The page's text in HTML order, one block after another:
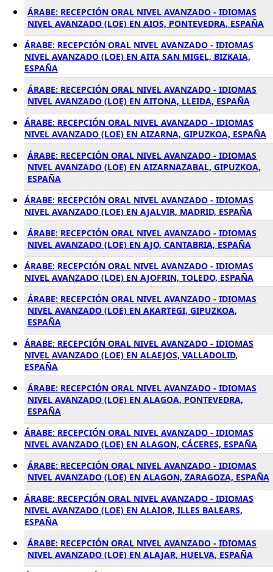
ÁRABE: RECEPCIÓN ORAL NIVEL AVANZADO - IDIOMAS
NIVEL AVANZADO (LOE) EN AIOS, PONTEVEDRA, ESPAÑA
ÁRABE: RECEPCIÓN ORAL NIVEL AVANZADO - IDIOMAS
NIVEL AVANZADO (LOE) EN AITA SAN MIGEL, BIZKAIA,
ESPAÑA
ÁRABE: RECEPCIÓN ORAL NIVEL AVANZADO - IDIOMAS
NIVEL AVANZADO (LOE) EN AITONA, LLEIDA, ESPAÑA
ÁRABE: RECEPCIÓN ORAL NIVEL AVANZADO - IDIOMAS
NIVEL AVANZADO (LOE) EN AIZARNA, GIPUZKOA, ESPAÑA
ÁRABE: RECEPCIÓN ORAL NIVEL AVANZADO - IDIOMAS
NIVEL AVANZADO (LOE) EN AIZARNAZABAL, GIPUZKOA,
ESPAÑA
ÁRABE: RECEPCIÓN ORAL NIVEL AVANZADO - IDIOMAS
NIVEL AVANZADO (LOE) EN AJALVIR, MADRID, ESPAÑA
ÁRABE: RECEPCIÓN ORAL NIVEL AVANZADO - IDIOMAS
NIVEL AVANZADO (LOE) EN AJO, CANTABRIA, ESPAÑA
ÁRABE: RECEPCIÓN ORAL NIVEL AVANZADO - IDIOMAS
NIVEL AVANZADO (LOE) EN AJOFRIN, TOLEDO, ESPAÑA
ÁRABE: RECEPCIÓN ORAL NIVEL AVANZADO - IDIOMAS
NIVEL AVANZADO (LOE) EN AKARTEGI, GIPUZKOA,
ESPAÑA
ÁRABE: RECEPCIÓN ORAL NIVEL AVANZADO - IDIOMAS
NIVEL AVANZADO (LOE) EN ALAEJOS, VALLADOLID,
ESPAÑA
ÁRABE: RECEPCIÓN ORAL NIVEL AVANZADO - IDIOMAS
NIVEL AVANZADO (LOE) EN ALAGOA, PONTEVEDRA,
ESPAÑA
ÁRABE: RECEPCIÓN ORAL NIVEL AVANZADO - IDIOMAS
NIVEL AVANZADO (LOE) EN ALAGON, CÁCERES, ESPAÑA
ÁRABE: RECEPCIÓN ORAL NIVEL AVANZADO - IDIOMAS
NIVEL AVANZADO (LOE) EN ALAGON, ZARAGOZA, ESPAÑA
ÁRABE: RECEPCIÓN ORAL NIVEL AVANZADO - IDIOMAS
NIVEL AVANZADO (LOE) EN ALAIOR, ILLES BALEARS,
ESPAÑA
ÁRABE: RECEPCIÓN ORAL NIVEL AVANZADO - IDIOMAS
NIVEL AVANZADO (LOE) EN ALAJAR, HUELVA, ESPAÑA